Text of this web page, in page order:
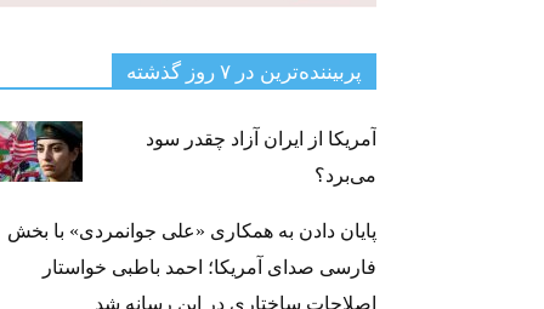
پربیننده‌ترین‌ در ۷ روز گذشته
آمریکا از ایران آزاد چقدر سود
می‌برد؟
پایان دادن به همکاری «علی جوانمردی» با بخش
فارسی صدای آمریکا؛ احمد باطبی خواستار
اصلاحات ساختاری در این رسانه شد